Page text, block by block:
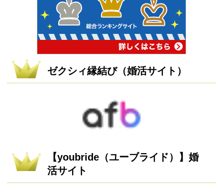
ゼクシィ縁結び（婚活サイト）
【youbride（ユーブライド）】婚
活サイト